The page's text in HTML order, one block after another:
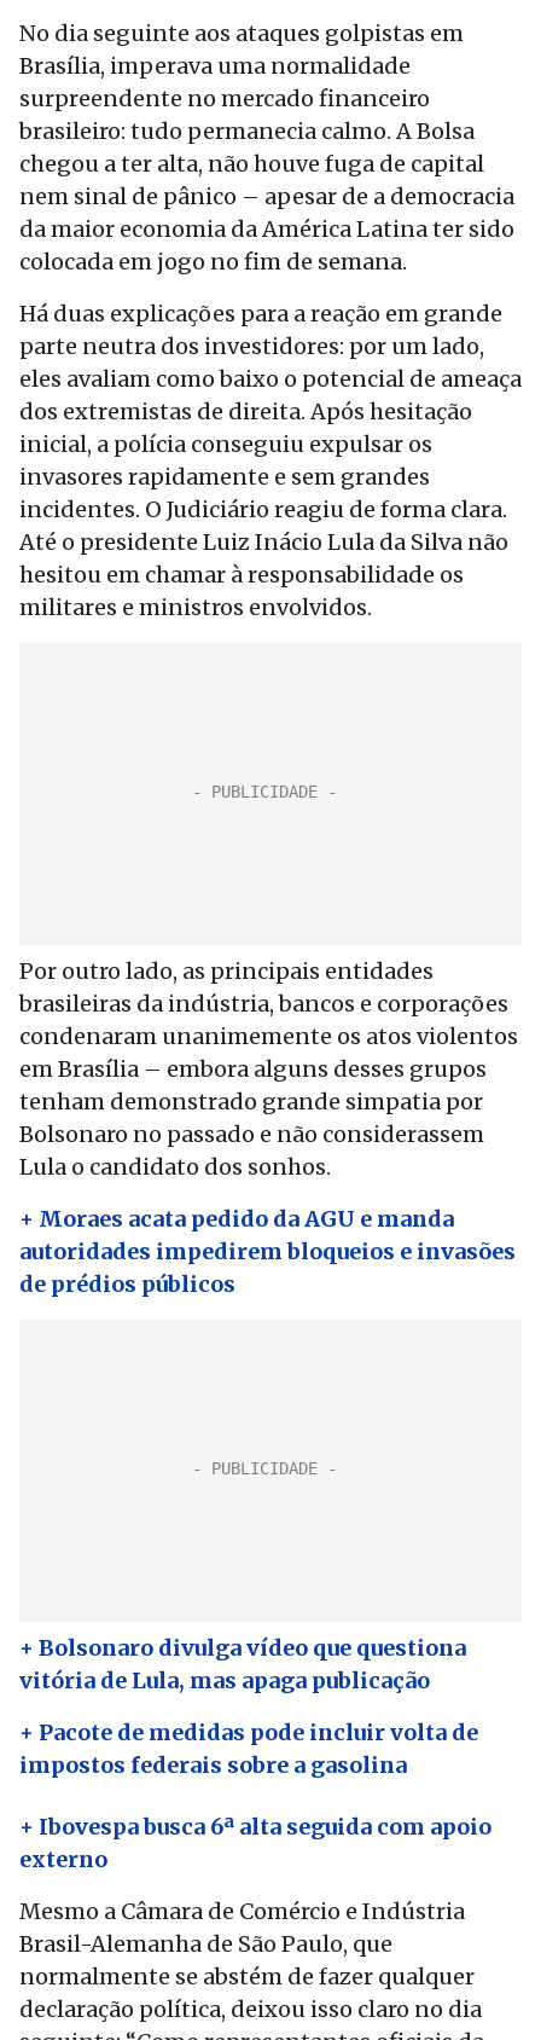
No dia seguinte aos ataques golpistas em
Brasília, imperava uma normalidade
surpreendente no mercado financeiro
brasileiro: tudo permanecia calmo. A Bolsa
chegou a ter alta, não houve fuga de capital
nem sinal de pânico – apesar de a democracia
da maior economia da América Latina ter sido
colocada em jogo no fim de semana.
Há duas explicações para a reação em grande
parte neutra dos investidores: por um lado,
eles avaliam como baixo o potencial de ameaça
dos extremistas de direita. Após hesitação
inicial, a polícia conseguiu expulsar os
invasores rapidamente e sem grandes
incidentes. O Judiciário reagiu de forma clara.
Até o presidente Luiz Inácio Lula da Silva não
hesitou em chamar à responsabilidade os
militares e ministros envolvidos.
Por outro lado, as principais entidades
brasileiras da indústria, bancos e corporações
condenaram unanimemente os atos violentos
em Brasília – embora alguns desses grupos
tenham demonstrado grande simpatia por
Bolsonaro no passado e não considerassem
Lula o candidato dos sonhos.
+ Moraes acata pedido da AGU e manda
autoridades impedirem bloqueios e invasões
de prédios públicos
+ Bolsonaro divulga vídeo que questiona
vitória de Lula, mas apaga publicação
+ Pacote de medidas pode incluir volta de
impostos federais sobre a gasolina
+ Ibovespa busca 6ª alta seguida com apoio
externo
Mesmo a Câmara de Comércio e Indústria
Brasil-Alemanha de São Paulo, que
normalmente se abstém de fazer qualquer
declaração política, deixou isso claro no dia